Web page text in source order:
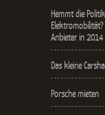
Hemmt die
Anbieter in 2014
Das kleine
Porsche mieten